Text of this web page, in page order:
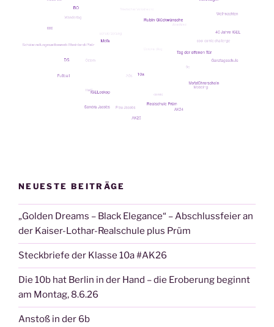
NEUESTE BEITRÄGE
„Golden Dreams – Black Elegance“ – Abschlussfeier an
der Kaiser-Lothar-Realschule plus Prüm
Steckbriefe der Klasse 10a #AK26
Die 10b hat Berlin in der Hand – die Eroberung beginnt
am Montag, 8.6.26
Anstoß in der 6b